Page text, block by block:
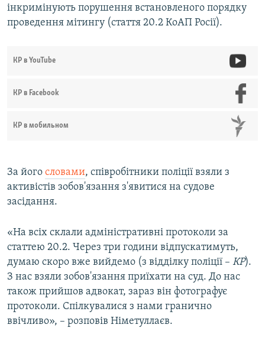
інкримінують порушення встановленого порядку
проведення мітингу (стаття 20.2 КоАП Росії).
КР в YouTube
КР в Facebook
КР в мобильном
За його словами, співробітники поліції взяли з
активістів зобов'язання з'явитися на судове
засідання.
«На всіх склали адміністративні протоколи за
статтею 20.2. Через три години відпускатимуть,
думаю скоро вже вийдемо (з відділку поліції – КР).
З нас взяли зобов'язання приїхати на суд. До нас
також прийшов адвокат, зараз він фотографує
протоколи. Спілкувалися з нами гранично
ввічливо», – розповів Німетуллаєв.